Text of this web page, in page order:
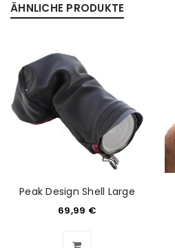
ANMELDEN
ÄHNLICHE PRODUKTE
Peak Design Shell Large
69,99 €